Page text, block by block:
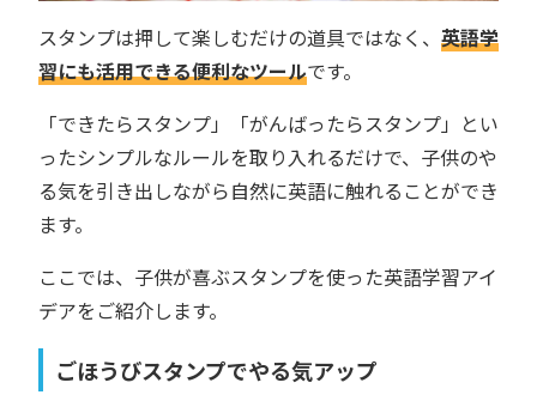
スタンプは押して楽しむだけの道具ではなく、 英語学
習にも活用できる便利なツールです。
「できたらスタンプ」「がんばったらスタンプ」とい
ったシンプルなルールを取り入れるだけで、子供のや
る気を引き出しながら自然に英語に触れることができ
ます。
ここでは、子供が喜ぶスタンプを使った英語学習アイ
デアをご紹介します。
ごほうびスタンプでやる気アップ